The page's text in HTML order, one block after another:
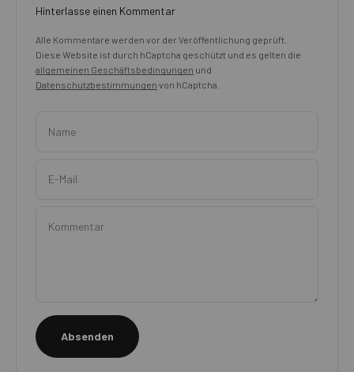
Hinterlasse einen Kommentar
Alle Kommentare werden vor der Veröffentlichung geprüft.
Diese Website ist durch hCaptcha geschützt und es gelten die
allgemeinen Geschäftsbedingungen und
Datenschutzbestimmungen von hCaptcha.
Name
E-Mail
Kommentar
Absenden